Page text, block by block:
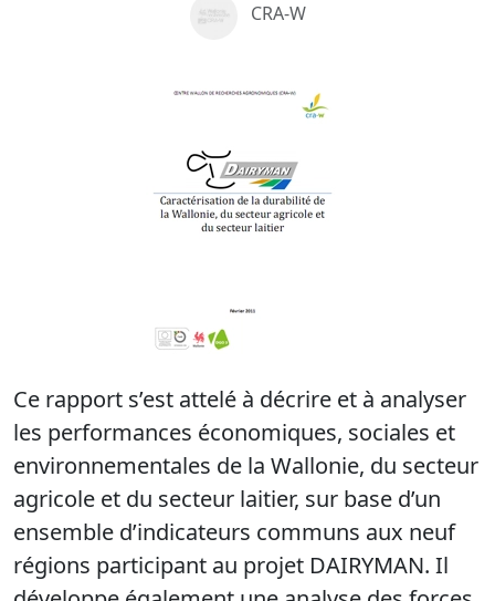
CRA-W
Ce rapport s’est attelé à décrire et à analyser
les performances économiques, sociales et
environnementales de la Wallonie, du secteur
agricole et du secteur laitier, sur base d’un
ensemble d’indicateurs communs aux neuf
régions participant au projet DAIRYMAN. Il